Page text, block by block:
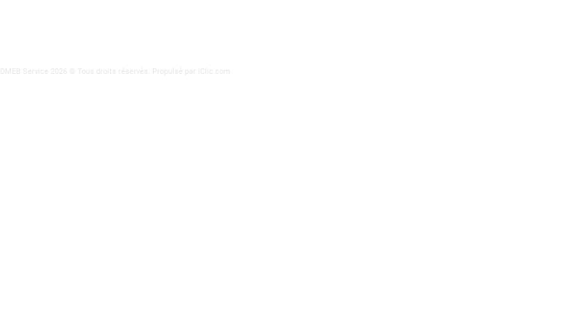
DMEB Service 2026 © Tous droits réservés. Propulsé par iClic.com